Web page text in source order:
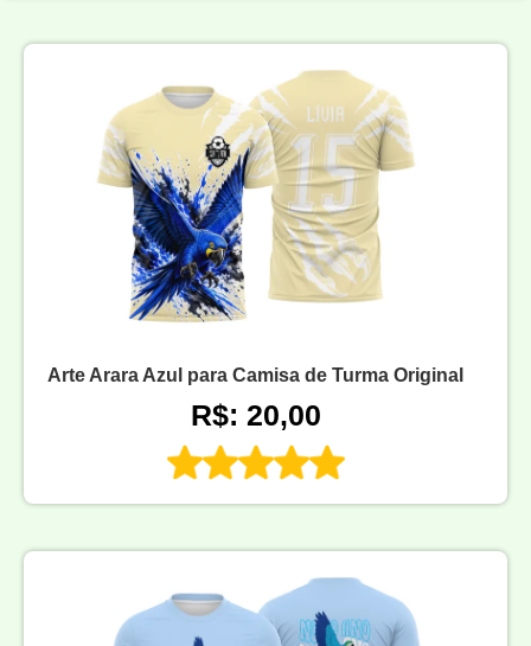
Arte Arara Azul para Camisa de Turma Original
R$: 20,00